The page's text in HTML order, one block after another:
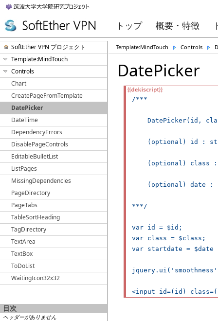
トップ 概要・特徴
SoftEther VPN プロジェクト
Template:MindTouch
Controls
Chart
CreatePageFromTemplate
DatePicker
DateTime
DependencyErrors
DisablePageControls
EditableBulletList
ListPages
MissingDependencies
PageDirectory
PageTabs
TableSortHeading
TagDirectory
TextArea
TextBox
ToDoList
WaitingIcon32x32
目次
ヘッダーがありません
Template:MindTouch Controls
DatePicker
/***
DatePicker(id,
(optional) id :
(optional) class :
(optional) date :
***/
var id = $id;
var class = $class;
var startdate = $date